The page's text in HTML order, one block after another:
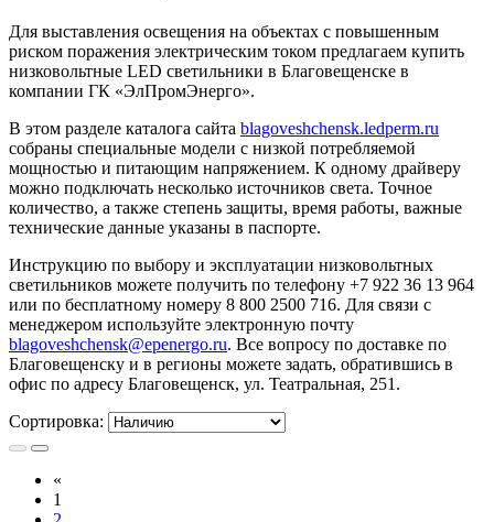
Для выставления освещения на объектах с повышенным
риском поражения электрическим током предлагаем купить
низковольтные LED светильники в Благовещенске в
компании ГК «ЭлПромЭнерго».
В этом разделе каталога сайта blagoveshchensk.ledperm.ru
собраны специальные модели с низкой потребляемой
мощностью и питающим напряжением. К одному драйверу
можно подключать несколько источников света. Точное
количество, а также степень защиты, время работы, важные
технические данные указаны в паспорте.
Инструкцию по выбору и эксплуатации низковольтных
светильников можете получить по телефону +7 922 36 13 964
или по бесплатному номеру 8 800 2500 716. Для связи с
менеджером используйте электронную почту
blagoveshchensk@epenergo.ru. Все вопросу по доставке по
Благовещенску и в регионы можете задать, обратившись в
офис по адресу Благовещенск, ул. Театральная, 251.
Сортировка:
«
1